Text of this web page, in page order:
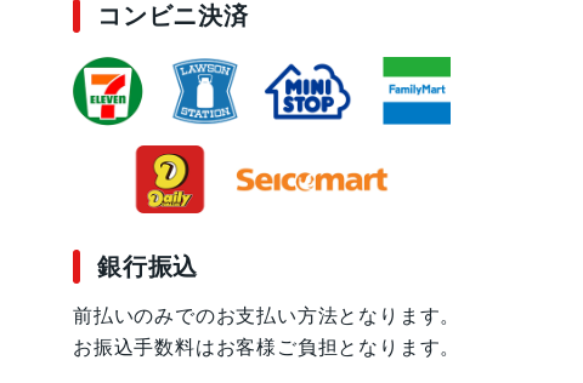
コンビニ決済
銀行振込
前払いのみでのお支払い方法となります。
お振込手数料はお客様ご負担となります。